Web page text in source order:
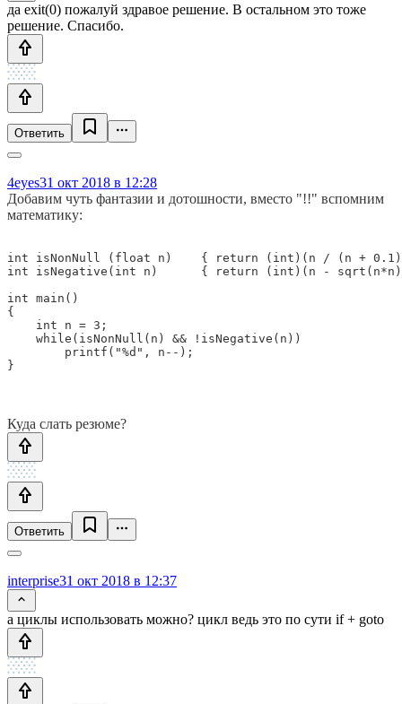
да exit(0) пожалуй здравое решение. В остальном это тоже
решение. Спасибо.
Ответить
4eyes31 окт 2018 в 12:28
Добавим чуть фантазии и дотошности, вместо "!!" вспомним
математику:
int isNonNull (float n)    { return (int)(n / (n +
int isNegative(int n)      { return (int)(n -
int main()
{
    int n = 3;
    while(isNonNull(n) && !isNegative(n))
        printf("%d", n--);
}
Куда слать резюме?
Ответить
interprise31 окт 2018 в 12:37
а циклы использовать можно? цикл ведь это по сути if + goto